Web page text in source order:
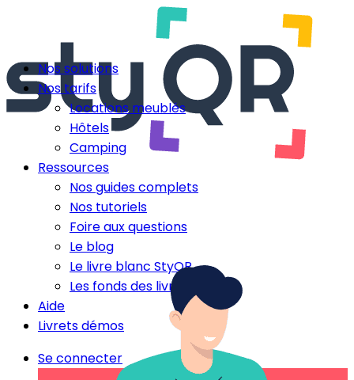
Nos solutions
Nos tarifs
Locations meublés
Hôtels
Camping
Ressources
Nos guides complets
Nos tutoriels
Foire aux questions
Le blog
Le livre blanc StyQR
Les fonds des livrets
Aide
Livrets démos
Se connecter